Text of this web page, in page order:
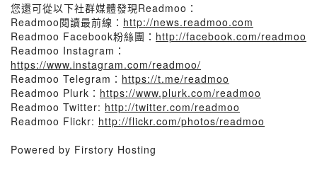
您還可從以下社群媒體發現Readmoo：
Readmoo閱讀最前線： http://news.readmoo.com
Readmoo Facebook粉絲團： http://facebook.com/readmoo
Readmoo Instagram：
https://www.instagram.com/readmoo/
Readmoo Telegram： https://t.me/readmoo
Readmoo Plurk： https://www.plurk.com/readmoo
Readmoo Twitter: http://twitter.com/readmoo
Readmoo Flickr: http://flickr.com/photos/readmoo
Powered by Firstory Hosting